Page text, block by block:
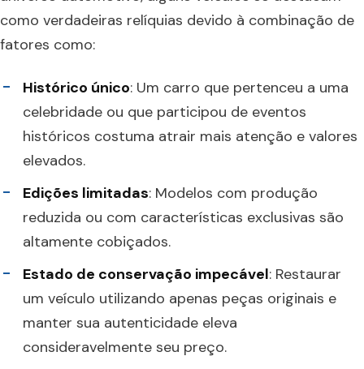
como verdadeiras relíquias devido à combinação de
fatores como:
Histórico único: Um carro que pertenceu a uma
celebridade ou que participou de eventos
históricos costuma atrair mais atenção e valores
elevados.
Edições limitadas: Modelos com produção
reduzida ou com características exclusivas são
altamente cobiçados.
Estado de conservação impecável: Restaurar
um veículo utilizando apenas peças originais e
manter sua autenticidade eleva
consideravelmente seu preço.